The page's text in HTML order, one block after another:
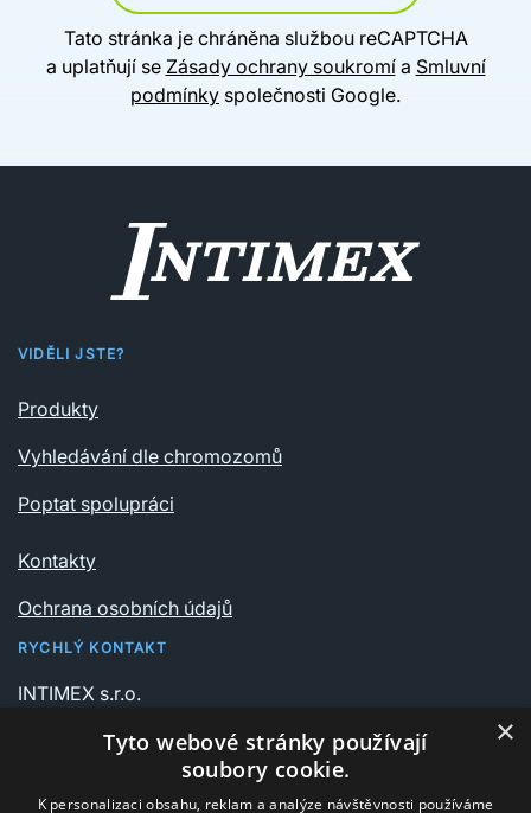
Tato stránka je chráněna službou reCAPTCHA
a uplatňují se Zásady ochrany soukromía Smluvní
podmínky společnosti Google.
VIDĚLI JSTE?
Produkty
Vyhledávání dle chromozomů
Poptat spolupráci
Kontakty
Ochrana osobních údajů
RYCHLÝ KONTAKT
INTIMEX s.r.o.
735 06 Karviná – Nové Město
+420 596 311 612
×
Tyto webové stránky používají
soubory cookie.
K personalizaci obsahu, reklam a analýze návštěvnosti používáme